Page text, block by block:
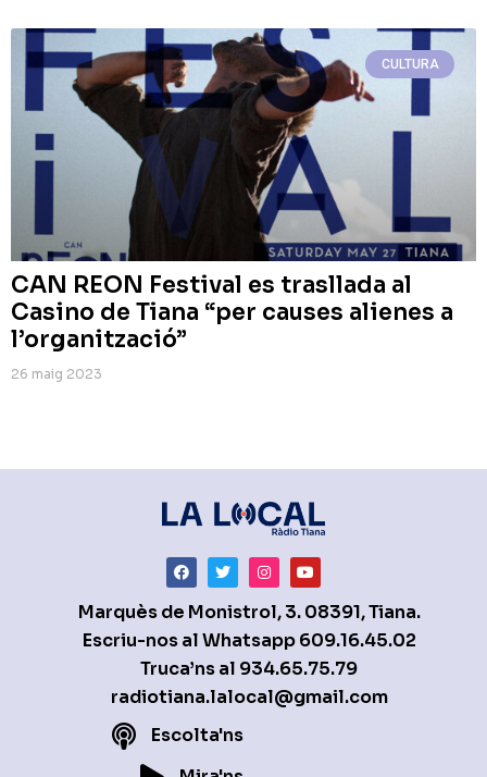
CULTURA
CAN REON Festival es trasllada al
Casino de Tiana “per causes alienes a
l’organització”
26 maig 2023
Marquès de Monistrol, 3. 08391, Tiana.
Escriu-nos al Whatsapp609.16.45.02
Truca’ns al 934.65.75.79
radiotiana.lalocal@gmail.com
Escolta'ns